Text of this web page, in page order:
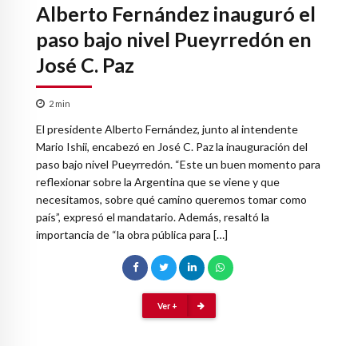
Alberto Fernández inauguró el
paso bajo nivel Pueyrredón en
José C. Paz
2 min
El presidente Alberto Fernández, junto al intendente
Mario Ishii, encabezó en José C. Paz la inauguración del
paso bajo nivel Pueyrredón. “Este un buen momento para
reflexionar sobre la Argentina que se viene y que
necesitamos, sobre qué camino queremos tomar como
país”, expresó el mandatario. Además, resaltó la
importancia de “la obra pública para […]
Ver +